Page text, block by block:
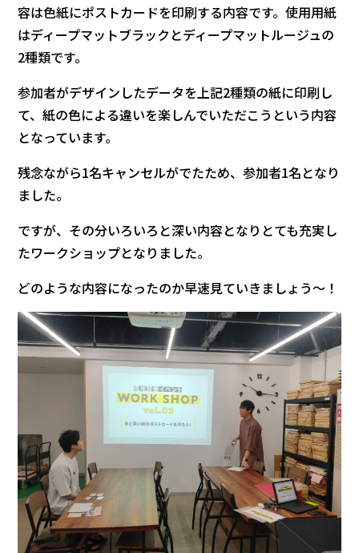
容は色紙にポストカードを印刷する内容です。使用用紙
はディープマットブラックとディープマットルージュの
2種類です。
参加者がデザインしたデータを上記2種類の紙に印刷し
て、紙の色による違いを楽しんでいただこうという内容
となっています。
残念ながら1名キャンセルがでたため、参加者1名となり
ました。
ですが、その分いろいろと深い内容となりとても充実し
たワークショップとなりました。
どのような内容になったのか早速見ていきましょう～！